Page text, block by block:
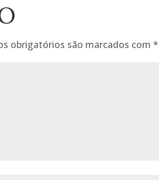
obrigatórios são marcados com*